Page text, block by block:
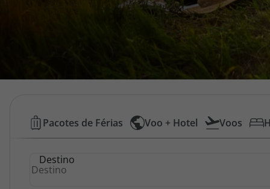
Área de Cliente
Hotéis
Baratos
Pacotes de Férias Voo + Hotel Voos
Destino